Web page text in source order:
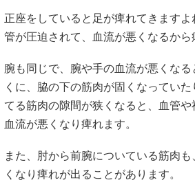
正座をしていると足が痺れてきますよ
管が圧迫されて、血流が悪くなるから
腕も同じで、腕や手の血流が悪くなる
くに、脇の下の筋肉が固くなってい
てる筋肉の隙間が狭くなると、血管や
血流が悪くなり痺れます。
また、肘から前腕についている筋肉
くなり痺れが出ることがあります。